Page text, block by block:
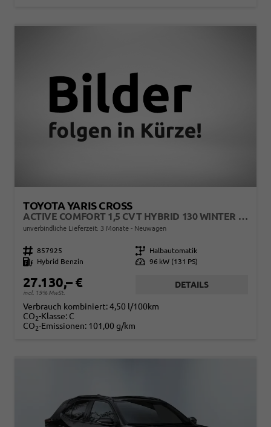
TOYOTA YARIS CROSS
ACTIVE COMFORT 1,5 CVT HYBRID 130 WINTER MJ26
unverbindliche Lieferzeit: 3 Monate Neuwagen
Fahrzeugnr. 857925 Getriebe
Halbautomatik
Kraftstoff
Hybrid Benzin Leistung 96 kW (131 PS)
27.130,– €
incl. 19% MwSt.
DETAILS
Verbrauch kombiniert:4,50 l/100km
CO2-Klasse: C
CO2-Emissionen: 101,00 g/km